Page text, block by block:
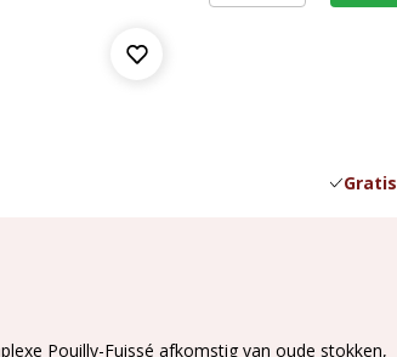
Gratis
Pouilly-Fuissé afkomstig van oude stokken,